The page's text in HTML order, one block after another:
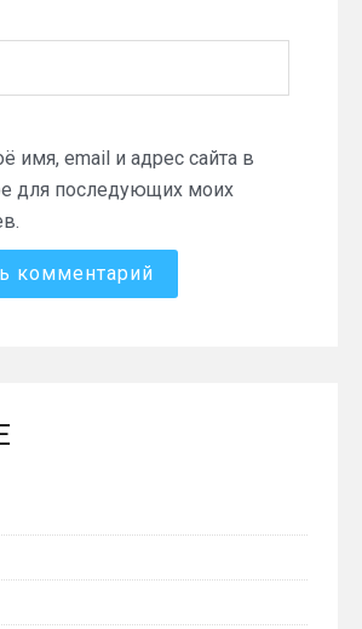
имя, email и адрес сайта в
для последующих моих